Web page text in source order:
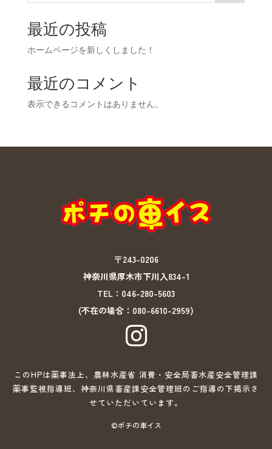
最近の投稿
ホームページを新しくしました！
最近のコメント
表示できるコメントはありません。
〒243-0206
神奈川県厚木市下川入834-1
TEL： 046-280-5603
(不在の場合：080-6610-2959)

このHPは薬事法上、農林水産省 消費・安全局畜水産安全管理課
薬事監視指導班、神奈川県畜産課安全管理班のご指導の下掲示さ
せていただいています。
©︎ポチの車イス